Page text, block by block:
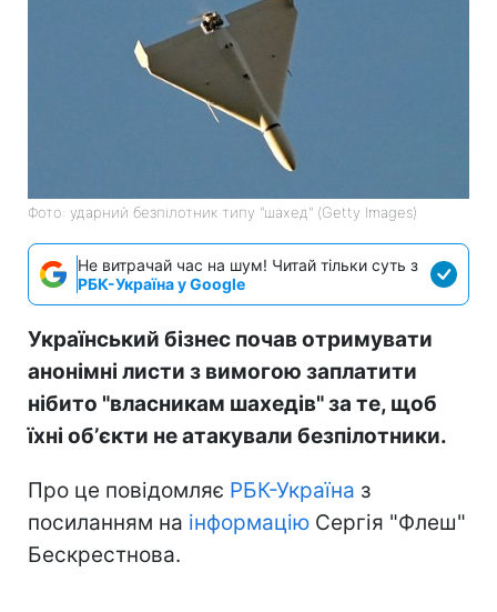
Фото: ударний безпілотник типу "шахед" (Getty Images)
Не витрачай час на шум! Читай тільки суть з
РБК-Україна у Google
Український бізнес почав отримувати
анонімні листи з вимогою заплатити
нібито "власникам шахедів" за те, щоб
їхні обʼєкти не атакували безпілотники.
Про це повідомляє РБК-Україна з
посиланням на інформацію Сергія "Флеш"
Бескрестнова.